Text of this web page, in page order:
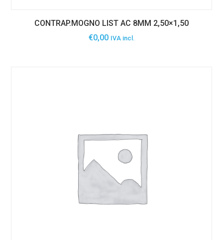
CONTRAP.MOGNO LIST AC 8MM 2,50×1,50
€0,00 IVA incl.